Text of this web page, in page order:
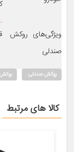
ویژگی‌های روکش
صندلی
روکش صندلی
کالا های مرتبط